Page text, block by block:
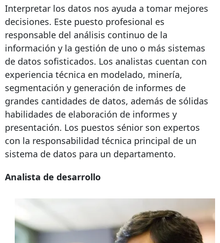
Interpretar los datos nos ayuda a tomar mejores
decisiones. Este puesto profesional es
responsable del análisis continuo de la
información y la gestión de uno o más sistemas
de datos sofisticados. Los analistas cuentan con
experiencia técnica en modelado, minería,
segmentación y generación de informes de
grandes cantidades de datos, además de sólidas
habilidades de elaboración de informes y
presentación. Los puestos sénior son expertos
con la responsabilidad técnica principal de un
sistema de datos para un departamento.
Analista de desarrollo